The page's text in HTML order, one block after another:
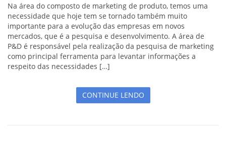
Na área do composto de marketing de produto, temos uma
necessidade que hoje tem se tornado também muito
importante para a evolução das empresas em novos
mercados, que é a pesquisa e desenvolvimento. A área de
P&D é responsável pela realização da pesquisa de marketing
como principal ferramenta para levantar informações a
respeito das necessidades […]
CONTINUE LENDO